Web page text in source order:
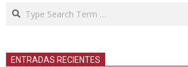
Search
ENTRADAS RECIENTES